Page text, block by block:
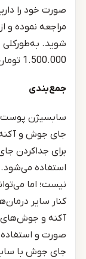
صورت خود را
مراجعه نموده و
شوید.
1.500.000 تومان الی 3.000.000 تومان متفاوت است.
جمع‌بندی
سابسیژن پوست
جای جوش و
برای جداکردن
استفاده می‌شود.
نیست؛ اما
کنار سایر
آکنه و جوش‌های
صورت و استفاده
جای جوش با